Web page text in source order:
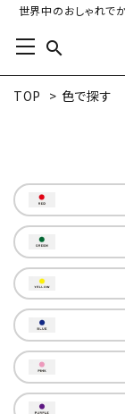
世界中のおしゃれで
search
TOP > 色で探す